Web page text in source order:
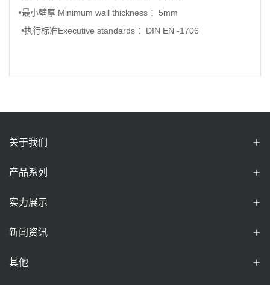
•最小壁厚 Minimum wall thickness ：5mm
•执行标准Executive standards ：DIN EN -1706
关于我们
产品系列
实力展示
新闻资讯
其他